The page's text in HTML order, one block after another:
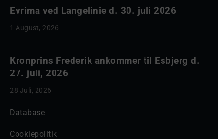
Evrima ved Langelinie d. 30. juli 2026
1 August, 2026
Kronprins Frederik ankommer til Esbjerg d.
27. juli, 2026
28 Juli, 2026
Database
Cookiepolitik